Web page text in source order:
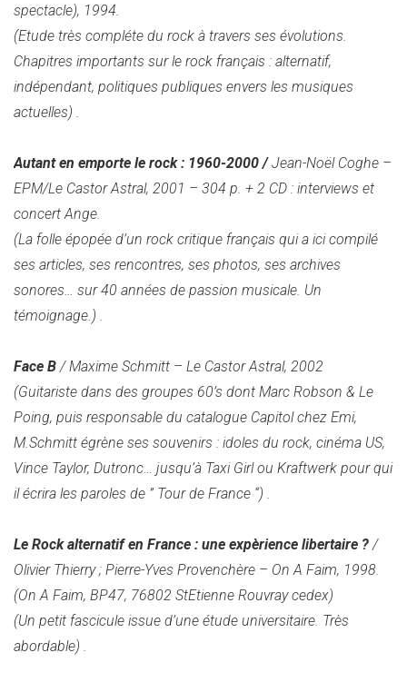
spectacle), 1994.
(Etude très compléte du rock à travers ses évolutions.
Chapitres importants sur le rock français : alternatif,
indépendant, politiques publiques envers les musiques
actuelles) .
Autant en emporte le rock : 1960-2000 /Jean-Noël Coghe –
EPM/Le Castor Astral, 2001 – 304 p. + 2 CD : interviews et
concert Ange.
(La folle épopée d’un rock critique français qui a ici compilé
ses articles, ses rencontres, ses photos, ses archives
sonores… sur 40 années de passion musicale. Un
témoignage.) .
Face B / Maxime Schmitt – Le Castor Astral, 2002
(Guitariste dans des groupes 60’s dont Marc Robson & Le
Poing, puis responsable du catalogue Capitol chez Emi,
M.Schmitt égrène ses souvenirs : idoles du rock, cinéma US,
Vince Taylor, Dutronc… jusqu’à Taxi Girl ou Kraftwerk pour qui
il écrira les paroles de ” Tour de France “) .
Le Rock alternatif en France : une expèrience libertaire ? /
Olivier Thierry ; Pierre-Yves Provenchère – On A Faim, 1998.
(On A Faim, BP47, 76802 StEtienne Rouvray cedex)
(Un petit fascicule issue d’une étude universitaire. Très
abordable) .